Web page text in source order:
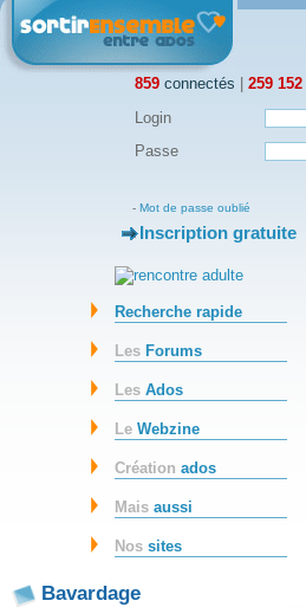
859 connectés | 259 152
Login
Passe
- Mot de passe oublié
-Inscription gratuite
Recherche rapide
Les Forums
LesAdos
LeWebzine
Créationados
Maisaussi
Nossites
Bavardage